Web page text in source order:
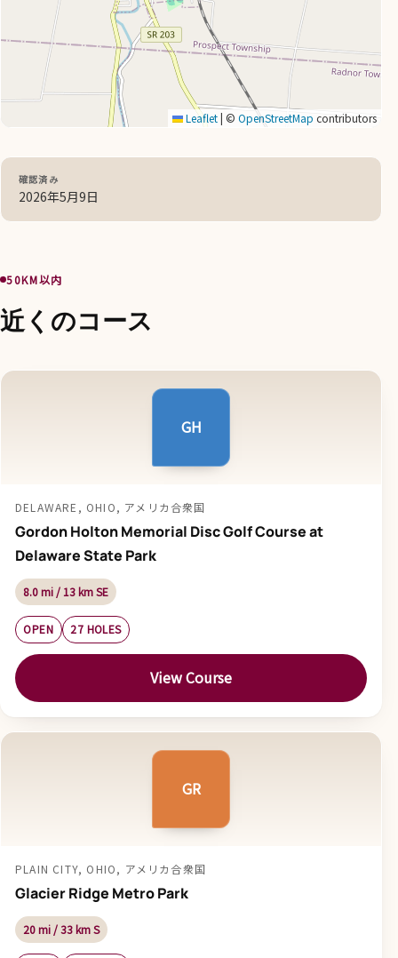
Leaflet ©OpenStreetMap contributors
確認済み
2026年5月9日
50KM以内
近くのコース
GH
DELAWARE, OHIO, アメリカ合衆国
Gordon Holton Memorial Disc Golf Course at
Delaware State Park
8.0 mi / 13 km SE
OPEN 27 HOLES
View Course
GR
PLAIN CITY, OHIO, アメリカ合衆国
Glacier Ridge Metro Park
20 mi / 33 km S